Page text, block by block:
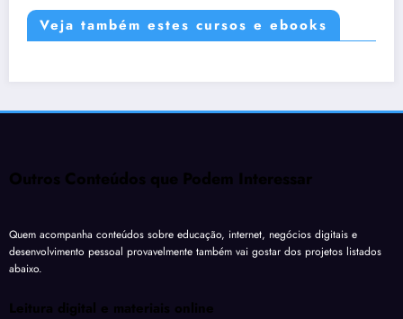
Veja também estes cursos e ebooks
Outros Conteúdos que Podem Interessar
Quem acompanha conteúdos sobre educação, internet, negócios digitais e
desenvolvimento pessoal provavelmente também vai gostar dos projetos listados
abaixo.
Leitura digital e materiais online